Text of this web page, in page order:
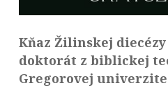
Kňaz Žilinskej
doktorát z biblickej
Gregorovej univerzite